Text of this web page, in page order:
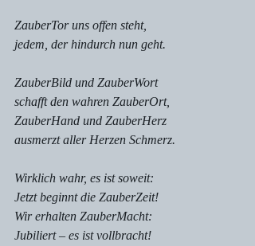
ZauberTor uns offen steht,
jedem, der hindurch nun geht.
ZauberBild und ZauberWort
schafft den wahren ZauberOrt,
ZauberHand und ZauberHerz
ausmerzt aller Herzen Schmerz.
Wirklich wahr, es ist soweit:
Jetzt beginnt die ZauberZeit!
Wir erhalten ZauberMacht:
Jubiliert – es ist vollbracht!